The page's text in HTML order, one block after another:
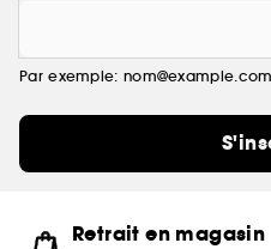
Par exemple: nom@example.com
Retrait en magasin